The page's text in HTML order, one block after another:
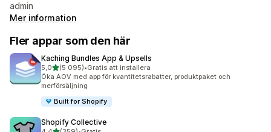
admin
Mer information
Fler appar som den här
Kaching Bundles App & Upsells
5,0av 5 stjärnor
(5 095)
5095 recensioner totalt
•Gratis att installera
Öka AOV med app för kvantitetsrabatter, produktpaket och
merförsäljning
Built for Shopify
Shopify Collective